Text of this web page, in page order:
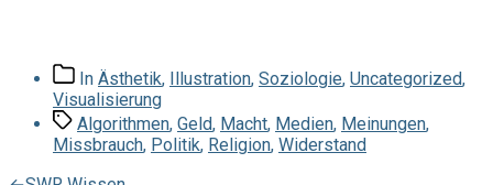
Beitragskategorien
In Ästhetik, Illustration, Soziologie, Uncategorized,
Visualisierung
Schlagwörter
Algorithmen, Geld, Macht, Medien, Meinungen,
Missbrauch, Politik, Religion, Widerstand